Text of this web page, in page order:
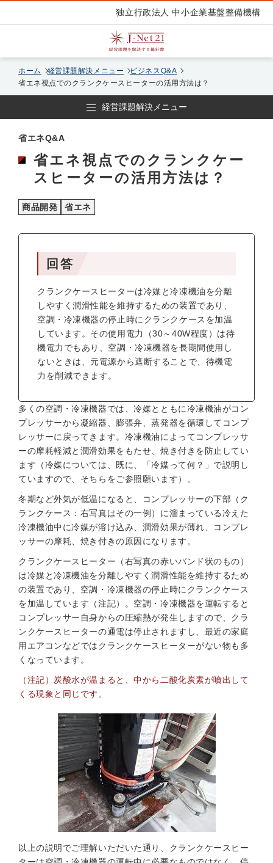
独立行政法人 中小企業基盤整備機構
ホーム 経営課題解決メニュー
ビジネスQ&A
省エネ視点でのクランクケースヒーターの活用方法は？
経営課題解決メニュー
省エネQ&A
省エネ視点でのクランクケー
スヒーターの活用方法は？
商品開発 省エネ
回答
クランクケースヒーターは冷媒と冷凍機油を分離
しやすく潤滑性能を維持するための装置であり、
空調・冷凍機器の停止時にクランクケースを加温
しています。その使用電力（30～40W程度）は待
機電力でもあり、空調・冷凍機器を長期間使用し
ないときは、元電源から遮断することで、待機電
力を削減できます。
多くの空調・冷凍機器では、冷媒とともに冷凍機油がコン
プレッサーから凝縮器、膨張弁、蒸発器を循環してコンプ
レッサーに戻ってきます。冷凍機油によってコンプレッサ
ーの摩耗軽減と潤滑効果をもたせ、焼き付きを防止してい
ます（冷媒については、既に、「冷媒って何？」で説明し
ていますので、そちらをご参照願います）。
冬期など外気が低温になると、コンプレッサーの下部（ク
ランクケース：右写真はその一例）に溜まっている冷えた
冷凍機油中に冷媒が溶け込み、潤滑効果が薄れ、コンプレ
ッサーの摩耗、焼き付きの原因になります。
クランクケースヒーター（右写真の赤いバンド状のもの）
は冷媒と冷凍機油を分離しやすく潤滑性能を維持するため
の装置であり、空調・冷凍機器の停止時にクランクケース
を加温しています（注記）。空調・冷凍機器を運転すると
コンプレッサー自身からの圧縮熱が発生しますので、クラ
ンクケースヒーターの通電は停止されますし、最近の家庭
用エアコンなどではクランクケースヒーターがない物も多
くなっています。
（注記）炭酸水が温まると、中から二酸化炭素が噴出して
くる現象と同じです。
以上の説明でご理解いただいた通り、クランクケースヒー